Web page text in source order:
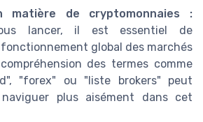
matière de cryptomonnaies :
lancer, il est essentiel de
global des marchés
des termes comme
"forex" ou "liste brokers" peut
plus aisément dans cet